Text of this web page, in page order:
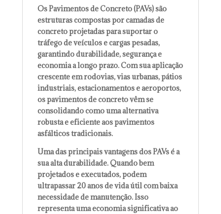
Os Pavimentos de Concreto (PAVs) são
estruturas compostas por camadas de
concreto projetadas para suportar o
tráfego de veículos e cargas pesadas,
garantindo durabilidade, segurança e
economia a longo prazo. Com sua aplicação
crescente em rodovias, vias urbanas, pátios
industriais, estacionamentos e aeroportos,
os pavimentos de concreto vêm se
consolidando como uma alternativa
robusta e eficiente aos pavimentos
asfálticos tradicionais.
Uma das principais vantagens dos PAVs é a
sua alta durabilidade. Quando bem
projetados e executados, podem
ultrapassar 20 anos de vida útil com baixa
necessidade de manutenção. Isso
representa uma economia significativa ao